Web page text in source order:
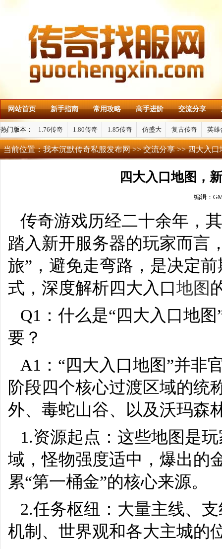
网站首页 新手指南 常用攻略 高手进阶 交流分享
热门版本： 1.76传奇 1.80传奇 1.85传奇 仿盛大 复古传奇 英雄
当前位置：我本沉默传奇私服发布网>>交流分享>> 四大入口
四大入口地图，
编辑：
传奇游戏历经二十余年，
踏入新开服务器的玩家而言
旅”，避免走弯路，是决定
式，深度解析四大入口地图
Q1：什么是“四大入口地
要？
A1：“四大入口地图”并非
阶段四个核心过渡区域的统
外、毒蛇山谷、以及沃玛森
1.资源起点：这些地图是
域，怪物强度适中，爆出的
累“第一桶金”的核心来源。
2.任务枢纽：大量主线、
机制、世界观和各大主城的